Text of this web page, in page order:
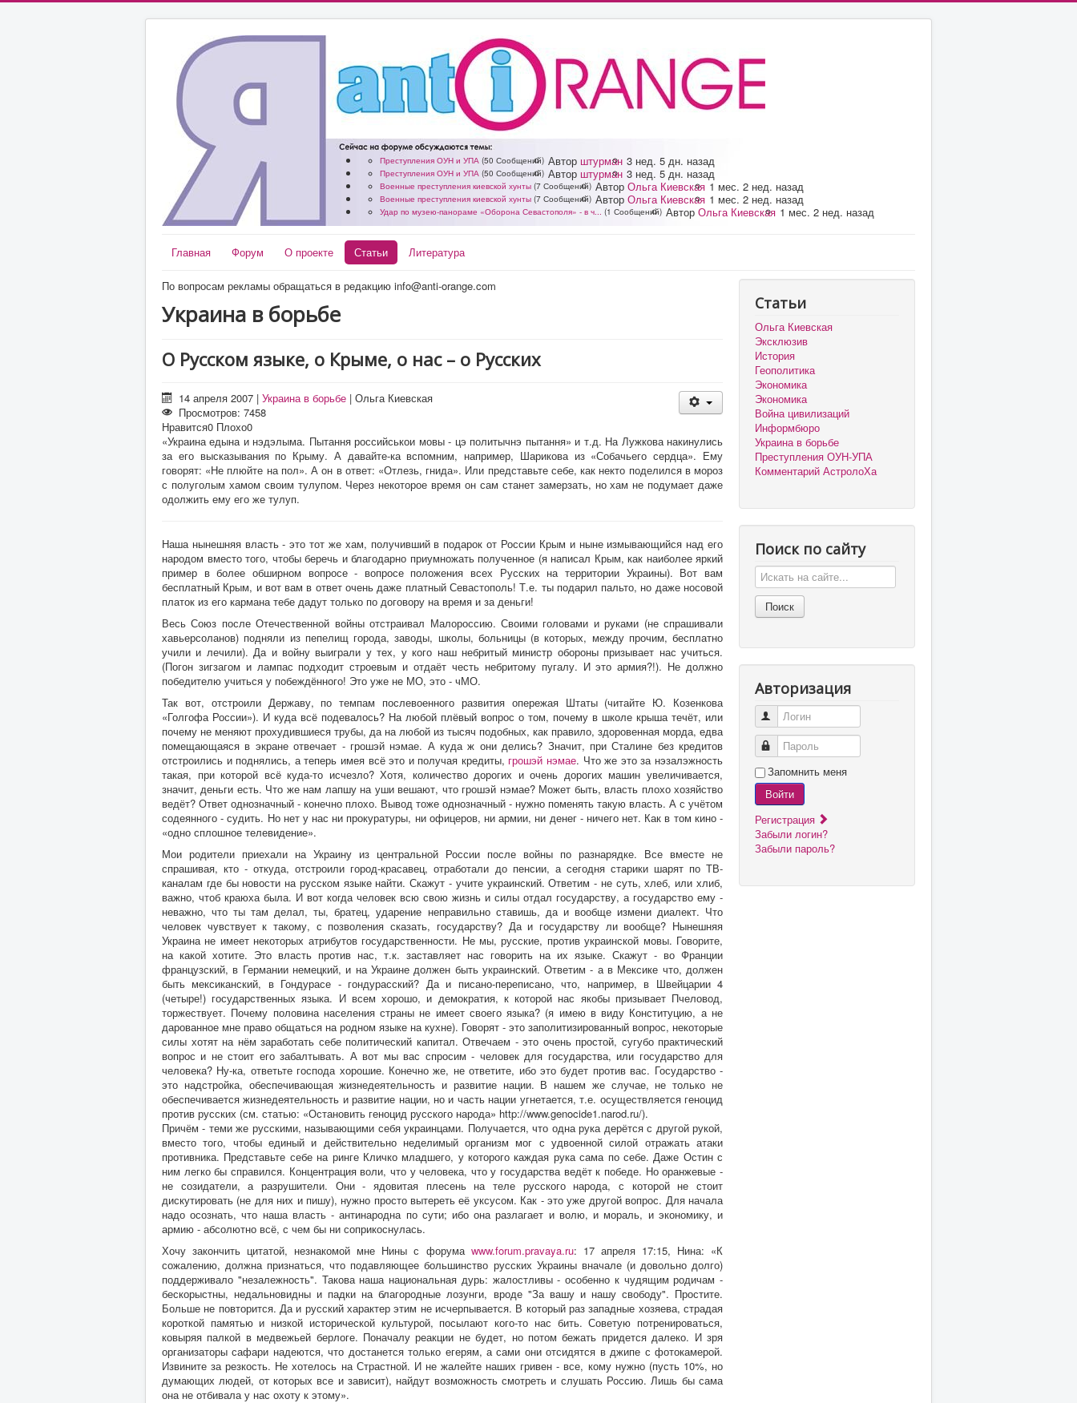
Преступления ОУН и УПА (50 Сообщений) Автор штурман 3 нед. 5 дн. назад
Преступления ОУН и УПА (50 Сообщений) Автор штурман 3 нед. 5 дн. назад
Военные преступления киевской хунты (7 Сообщений) Автор Ольга Киевская 1 мес. 2 нед. назад
Военные преступления киевской хунты (7 Сообщений) Автор Ольга Киевская 1 мес. 2 нед. назад
Удар по музею-панораме «Оборона Севастополя» - в ч... (1 Сообщений) Автор Ольга Киевская 1 мес. 2 нед. назад
Главная Форум О проекте Статьи Литература
По вопросам рекламы обращаться в редакцию info@anti-orange.com
Украина в борьбе
О Русском языке, о Крыме, о нас – о Русских
14 апреля 2007 |Украина в борьбе |Ольга Киевская
Просмотров: 7458
Нравится0 Плохо0
«Украина едына и нэдэлыма. Пытання российськои мовы - цэ политычнэ пытання» и т.д. На Лужкова накинулись
за его высказывания по Крыму. А давайте-ка вспомним, например, Шарикова из «Собачьего сердца». Ему
говорят: «Не плюйте на пол». А он в ответ: «Отлезь, гнида». Или представьте себе, как некто поделился в мороз
с полуголым хамом своим тулупом. Через некоторое время он сам станет замерзать, но хам не подумает даже
одолжить ему его же тулуп.
Наша нынешняя власть - это тот же хам, получивший в подарок от России Крым и ныне измывающийся над его
народом вместо того, чтобы беречь и благодарно приумножать полученное (я написал Крым, как наиболее яркий
пример в более обширном вопросе - вопросе положения всех Русских на территории Украины). Вот вам
бесплатный Крым, и вот вам в ответ очень даже платный Севастополь! Т.е. ты подарил пальто, но даже носовой
платок из его кармана тебе дадут только по договору на время и за деньги!
Весь Союз после Отечественной войны отстраивал Малороссию. Своими головами и руками (не спрашивали
хавьерсоланов) подняли из пепелищ города, заводы, школы, больницы (в которых, между прочим, бесплатно
учили и лечили). Да и войну выиграли у тех, у кого наш небритый министр обороны призывает нас учиться.
(Погон зигзагом и лампас подходит строевым и отдаёт честь небритому пугалу. И это армия?!). Не должно
победителю учиться у побеждённого! Это уже не МО, это - чМО.
Так вот, отстроили Державу, по темпам послевоенного развития опережая Штаты (читайте Ю. Козенкова
«Голгофа России»). И куда всё подевалось? На любой плёвый вопрос о том, почему в школе крыша течёт, или
почему не меняют прохудившиеся трубы, да на любой из тысяч подобных, как правило, здоровенная морда, едва
помещающаяся в экране отвечает - грошэй нэмае. А куда ж они делись? Значит, при Сталине без кредитов
отстроились и поднялись, а теперь имея всё это и получая кредиты, грошэй нэмае. Что же это за нэзалэжность
такая, при которой всё куда-то исчезло? Хотя, количество дорогих и очень дорогих машин увеличивается,
значит, деньги есть. Что же нам лапшу на уши вешают, что грошэй нэмае? Может быть, власть плохо хозяйство
ведёт? Ответ однозначный - конечно плохо. Вывод тоже однозначный - нужно поменять такую власть. А с учётом
содеянного - судить. Но нет у нас ни прокуратуры, ни офицеров, ни армии, ни денег - ничего нет. Как в том кино -
«одно сплошное телевидение».
Мои родители приехали на Украину из центральной России после войны по разнарядке. Все вместе не
спрашивая, кто - откуда, отстроили город-красавец, отработали до пенсии, а сегодня старики шарят по ТВ-
каналам где бы новости на русском языке найти. Скажут - учите украинский. Ответим - не суть, хлеб, или хлиб,
важно, чтоб краюха была. И вот когда человек всю свою жизнь и силы отдал государству, а государство ему -
неважно, что ты там делал, ты, братец, ударение неправильно ставишь, да и вообще измени диалект. Что
человек чувствует к такому, с позволения сказать, государству? Да и государству ли вообще? Нынешняя
Украина не имеет некоторых атрибутов государственности. Не мы, русские, против украинской мовы. Говорите,
на какой хотите. Это власть против нас, т.к. заставляет нас говорить на их языке. Скажут - во Франции
французский, в Германии немецкий, и на Украине должен быть украинский. Ответим - а в Мексике что, должен
быть мексиканский, в Гондурасе - гондурасский? Да и писано-переписано, что, например, в Швейцарии 4
(четыре!) государственных языка. И всем хорошо, и демократия, к которой нас якобы призывает Пчеловод,
торжествует. Почему половина населения страны не имеет своего языка? (я имею в виду Конституцию, а не
дарованное мне право общаться на родном языке на кухне). Говорят - это заполитизированный вопрос, некоторые
силы хотят на нём заработать себе политический капитал. Отвечаем - это очень простой, сугубо практический
вопрос и не стоит его забалтывать. А вот мы вас спросим - человек для государства, или государство для
человека? Ну-ка, ответьте господа хорошие. Конечно же, не ответите, ибо это будет против вас. Государство -
это надстройка, обеспечивающая жизнедеятельность и развитие нации. В нашем же случае, не только не
обеспечивается жизнедеятельность и развитие нации, но и часть нации угнетается, т.е. осуществляется геноцид
против русских (см. статью: «Остановить геноцид русского народа» http://www.genocide1.narod.ru/).
Причём - теми же русскими, называющими себя украинцами. Получается, что одна рука дерётся с другой рукой,
вместо того, чтобы единый и действительно неделимый организм мог с удвоенной силой отражать атаки
противника. Представьте себе на ринге Кличко младшего, у которого каждая рука сама по себе. Даже Остин с
ним легко бы справился. Концентрация воли, что у человека, что у государства ведёт к победе. Но оранжевые -
не созидатели, а разрушители. Они - ядовитая плесень на теле русского народа, с которой не стоит
дискутировать (не для них и пишу), нужно просто вытереть её уксусом. Как - это уже другой вопрос. Для начала
надо осознать, что наша власть - антинародна по сути; ибо она разлагает и волю, и мораль, и экономику, и
армию - абсолютно всё, с чем бы ни соприкоснулась.
Хочу закончить цитатой, незнакомой мне Нины с форума www.forum.pravaya.ru: 17 апреля 17:15, Нина: «К
сожалению, должна признаться, что подавляющее большинство русских Украины вначале (и довольно долго)
поддерживало "незалежность". Такова наша национальная дурь: жалостливы - особенно к чудящим родичам -
бескорыстны, недальновидны и падки на благородные лозунги, вроде "За вашу и нашу свободу". Простите.
Больше не повторится. Да и русский характер этим не исчерпывается. В который раз западные хозяева, страдая
короткой памятью и низкой исторической культурой, посылают кого-то нас бить. Советую потренироваться,
ковыряя палкой в медвежьей берлоге. Поначалу реакции не будет, но потом бежать придется далеко. И зря
организаторы сафари надеются, что достанется только егерям, а сами они отсидятся в джипе с фотокамерой.
Извините за резкость. Не хотелось на Страстной. И не жалейте наших гривен - все, кому нужно (пусть 10%, но
думающих людей, от которых все и зависит), найдут возможность смотреть и слушать Россию. Лишь бы сама
она не отбивала у нас охоту к этому».
Статьи
Ольга Киевская
Эксклюзив
История
Геополитика
Экономика
Экономика
Война цивилизаций
Информбюро
Украина в борьбе
Преступления ОУН-УПА
Комментарий АстролоХа
Поиск по сайту
Авторизация
Логин
Пароль
Запомнить меня
Войти
Регистрация
Забыли логин?
Забыли пароль?